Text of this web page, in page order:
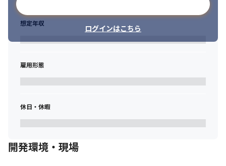
ログインはこちら
想定年収
雇用形態
休日・休暇
開発環境・現場